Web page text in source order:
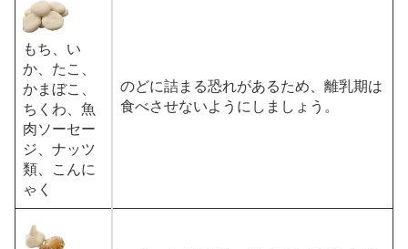
もち、い
か、たこ、
かまぼこ、
ちくわ、魚
肉ソーセー
ジ、ナッツ
類、こんに
ゃく
のどに詰まる恐れがあるため、離乳期は
食べさせないようにしましょう。